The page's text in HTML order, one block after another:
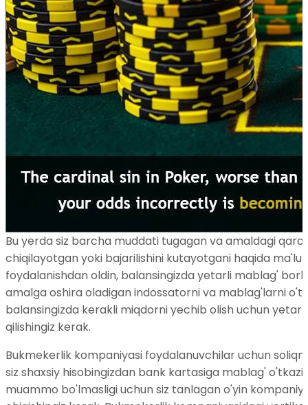
Bu yerda siz barcha muddati tugagan va amaldagi
chiqilayotgan yoki bajarilishini kutayotgani haqida
foydalanishdan oldin, balansingizda yetarli mablag'
amalga oshira oladigan indossatorni va mablag'larni
balansingizda kerakli miqdorni yechib olish uchun
qilishingiz kerak.
Bukmekerlik kompaniyasi foydalanuvchilar uchun
siz shaxsiy hisobingizdan bank kartasiga mablag'
muammo bo'lmasligi uchun siz tanlagan o'yin